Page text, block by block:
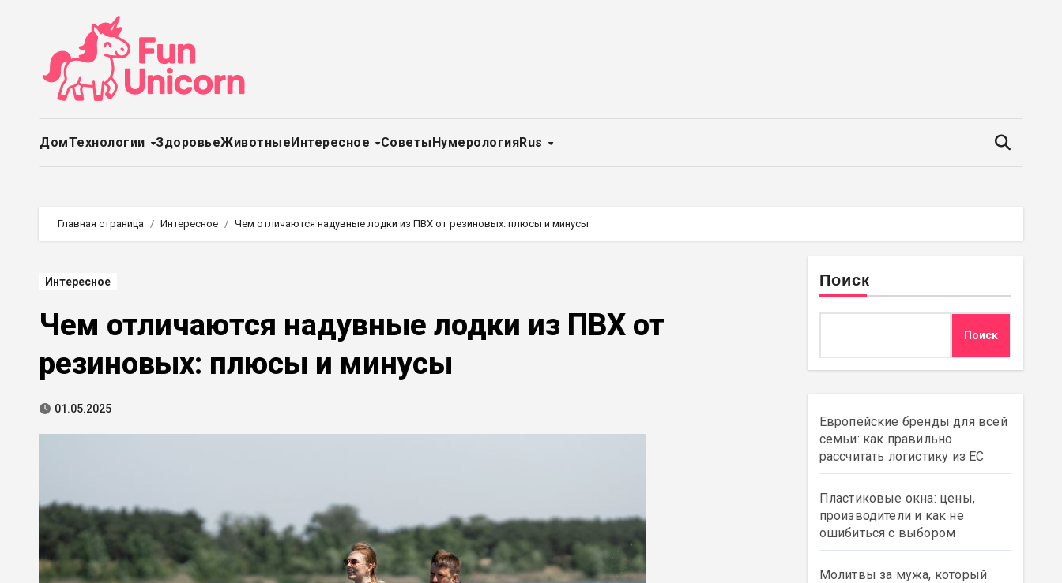
содержимому
ДомТехнологии ЗдоровьеЖивотныеИнтересное СоветыНумерологияRus
Главная страница Интересное Чем отличаются надувные лодки из ПВХ от резиновых: плюсы и минусы
Интересное
Чем отличаются надувные лодки из ПВХ от
резиновых: плюсы и минусы
01.05.2025
Поиск
Поиск
Европейские бренды для всей
семьи: как правильно
рассчитать логистику из ЕС
Пластиковые окна: цены,
производители и как не
ошибиться с выбором
Молитвы за мужа, который